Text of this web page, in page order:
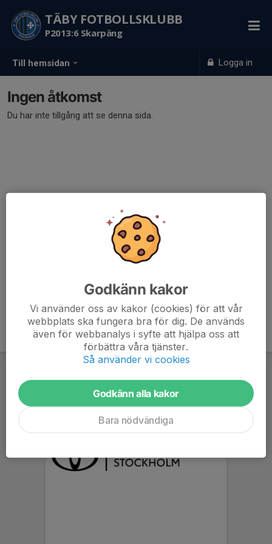
Till hemsidan Logga in
TÄBY FOTBOLLSKLUBB
P2013:6 Skarpäng
Ingen åtkomst
Du har inte tillgång att se denna sida.
Godkänn kakor
Vi använder oss av kakor (cookies) för att vår
webbplats ska fungera bra för dig. De används
även för webbanalys i syfte att hjälpa oss att
förbättra våra tjänster.
Så använder vi cookies
Godkänn alla kakor
Bara nödvändiga